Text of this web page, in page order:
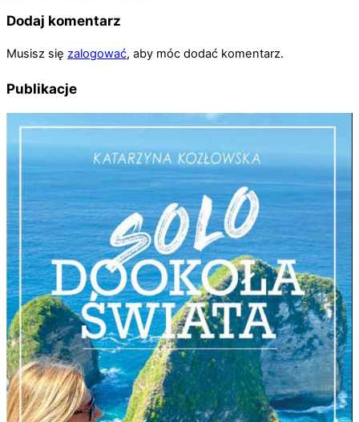
Dodaj komentarz
Musisz się zalogować, aby móc dodać komentarz.
Publikacje